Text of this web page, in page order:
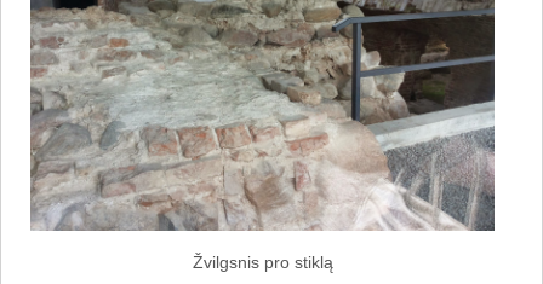
Žvilgsnis pro stiklą